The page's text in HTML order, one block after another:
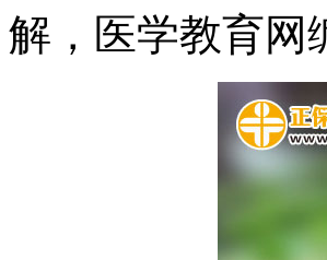
解，医学教育网